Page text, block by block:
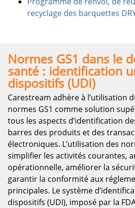
recyclage des barquettes
Normes GS1 dans le
santé : identification
dispositifs (UDI)
Carestream adhère à l’utilisation
normes GS1 comme solution
tous les aspects d’identification
barres des produits et des
électroniques. L’utilisation des
simplifier les activités courantes,
opérationnelle, améliorer la
garantir la conformité aux
principales. Le système
dispositifs (UDI), imposé par la